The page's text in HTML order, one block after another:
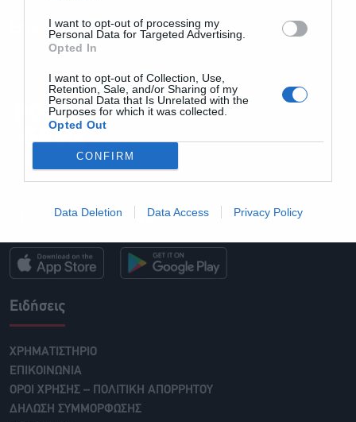
I want to opt-out of processing my
Personal Data for Targeted Advertising.
Opted In
I want to opt-out of Collection, Use,
Retention, Sale, and/or Sharing of my
Personal Data that Is Unrelated with the
Purposes for which it was collected.
Opted Out
CONFIRM
Data Deletion Data Access Privacy Policy
Επικοινωνία
Email: info@powergame.gr
Ειδήσεις
ΧΡΗΜΑΤΙΣΤΗΡΙΟ
ΕΠΙΚΟΙΝΩΝΙΑ
ΟΡΟΙ ΧΡΗΣΗΣ – ΠΟΛΙΤΙΚΗ ΑΠΟΡΡΗΤΟΥ
ΔΗΛΩΣΗ ΣΥΜΜΟΡΦΩΣΗΣ